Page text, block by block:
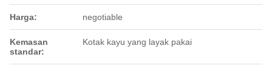
Harga: negotiable
Kemasan
standar:
Kotak kayu yang layak pakai